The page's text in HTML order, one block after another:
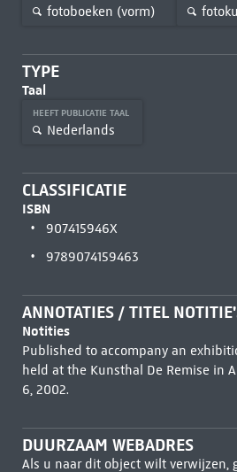
fotoboeken (vorm)
TYPE
Taal
HEEFT PUBLICATIE TAAL
Nederlands
CLASSIFICATIE
ISBN
907415946X
9789074159463
ANNOTATIES / TITEL
Notities
Published to accompany an
held at the Kunsthal De Remise in
6, 2002.
DUURZAAM WEBADRES
Als u naar dit object wilt verwijzen,